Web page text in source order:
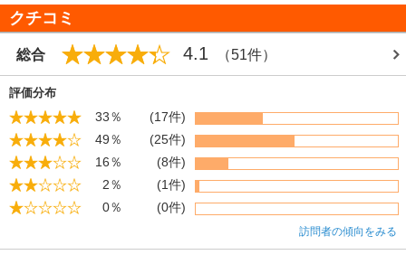
クチコミ
総合 4.1 （51件）
評価分布
33％
(17件)
49％
(25件)
16％
(8件)
2％
(1件)
0％
(0件)
訪問者の傾向をみる